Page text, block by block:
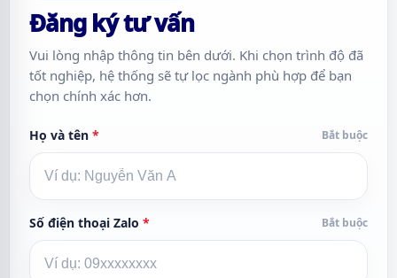
Đăng ký tư vấn
Vui lòng nhập thông tin bên dưới. Khi chọn trình độ đã
tốt nghiệp, hệ thống sẽ tự lọc ngành phù hợp để bạn
chọn chính xác hơn.
Họ và tên * Bắt buộc
Số điện thoại Zalo * Bắt buộc